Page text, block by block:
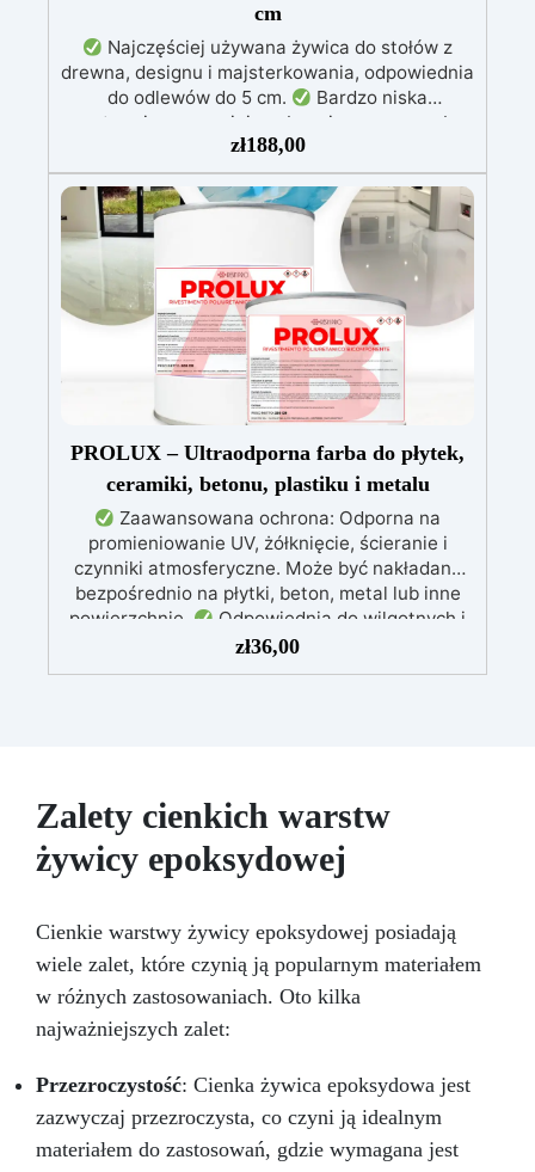
cm
Najczęściej używana żywica do stołów z
drewna, designu i majsterkowania, odpowiednia
do odlewów do 5 cm.
Bardzo niska
egzotermia zapewniająca bezpieczną pracę bez
Odporna na zarysowania i
żółknięcie dzięki filtrom UV i wysokiej jakości
mechanicznej.
Niska lepkość, eliminująca
pęcherzyki powietrza i zapewniająca gładkie
wykończenie.
Bezpieczna i nietoksyczna,
wolna od BPA/VOC, certyfikowana do
długotrwałego kontaktu ze skórą.
zł188,00
PROLUX – Ultraodporna farba do płytek,
ceramiki, betonu, plastiku i metalu
Zaawansowana ochrona: Odporna na
promieniowanie UV, żółknięcie, ścieranie i
czynniki atmosferyczne. Może być nakładana
bezpośrednio na płytki, beton, metal lub inne
powierzchnie.
Odpowiednia do wilgotnych i
intensywnie użytkowanych miejsc: Specjalna
formuła, idealna do środowisk wymagających
magazynów oraz do powłok na odpowiednio
przygotowanej stali.
Zgodność i
bezpieczeństwo: Zgodna z Rozporządzeniem
574/2014 – Oznakowanie CE zgodnie z normą
EN 1504-2 oraz odpowiednią Deklaracją
Właściwości Użytkowych (DoP).
zł36,00
Zalety cienkich warstw
żywicy epoksydowej
Cienkie warstwy żywicy epoksydowej posiadają
wiele zalet, które czynią ją popularnym materiałem
w różnych zastosowaniach. Oto kilka
najważniejszych zalet:
Przezroczystość: Cienka żywica epoksydowa jest
zazwyczaj przezroczysta, co czyni ją idealnym
materiałem do zastosowań, gdzie wymagana jest